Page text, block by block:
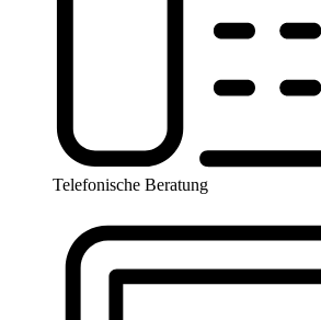
Telefonische Beratung